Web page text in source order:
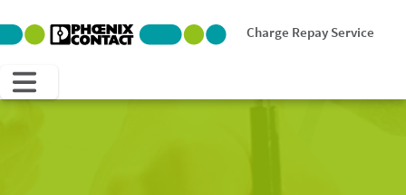
Charge Repay Service